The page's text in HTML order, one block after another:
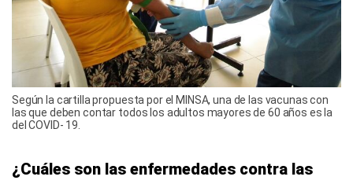
Según la cartilla propuesta por el MINSA, una de las vacunas con
las que deben contar todos los adultos mayores de 60 años es la
del COVID- 19.
¿Cuáles son las enfermedades contra las